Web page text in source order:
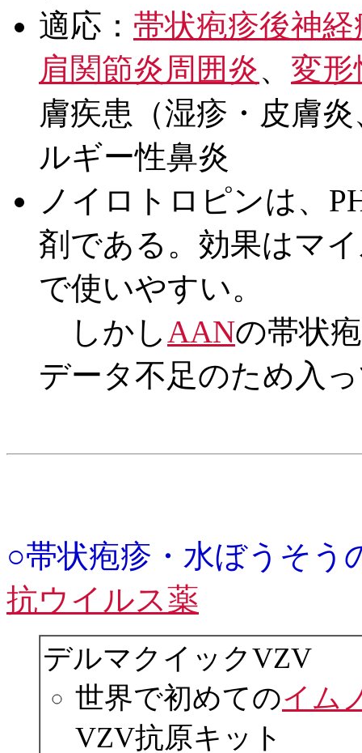
適応： 帯状疱疹後神経
肩関節炎周囲炎、 変
膚疾患（湿疹・皮膚
ルギー性鼻炎
ノイロトロピンは、
剤である。効果はマ
で使いやすい。
しかしAANの帯状
データ不足のため入
○帯状疱疹・水ぼうそう
抗ウイルス薬
デルマクイックVZV
世界で初めてのイム
VZV抗原キット